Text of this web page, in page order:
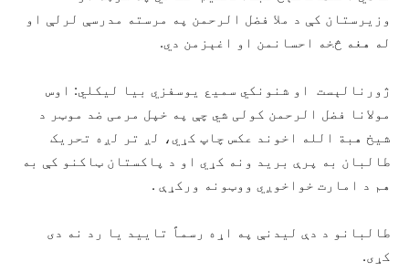
وزیرستان کې د ملا فضل الرحمن په مرسته مدرسې لرلې او
له هغه څخه احسانمن او اغېزمن دي.
ژورنالېست او شنونکي سمیع یوسفزي بیا لیکلي: اوس
مولانا فضل الرحمن کولی شي چې په خپل مرمی ضد موټر د
شیخ هبة الله اخوند عکس چاپ کړي، لږ تر لږه تحریک
طالبان به پرې برید ونه کړي او د پاکستان ټاکنو کې به
هم د امارت خواخوږي ووټونه ورکړې .
طالبانو د دې لیدنې په اړه رسماً تایید یا رد نه دی
کړی.